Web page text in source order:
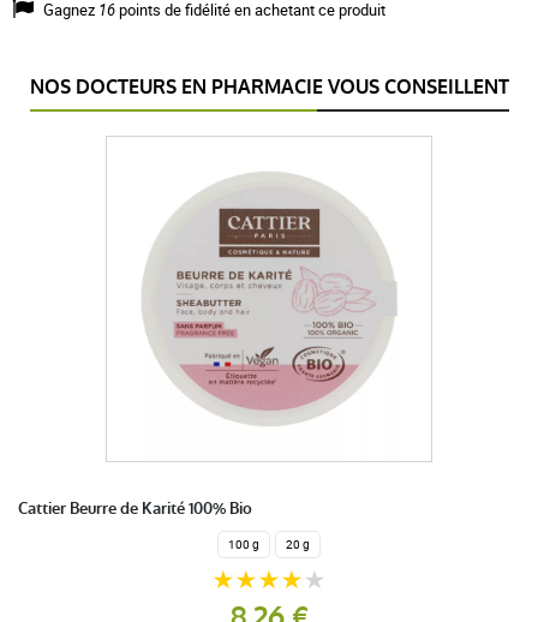
Gagnez 16points de fidélité en achetant ce produit
NOS DOCTEURS EN PHARMACIE VOUS CONSEILLENT
Cattier Beurre de Karité 100% Bio
100 g 20 g